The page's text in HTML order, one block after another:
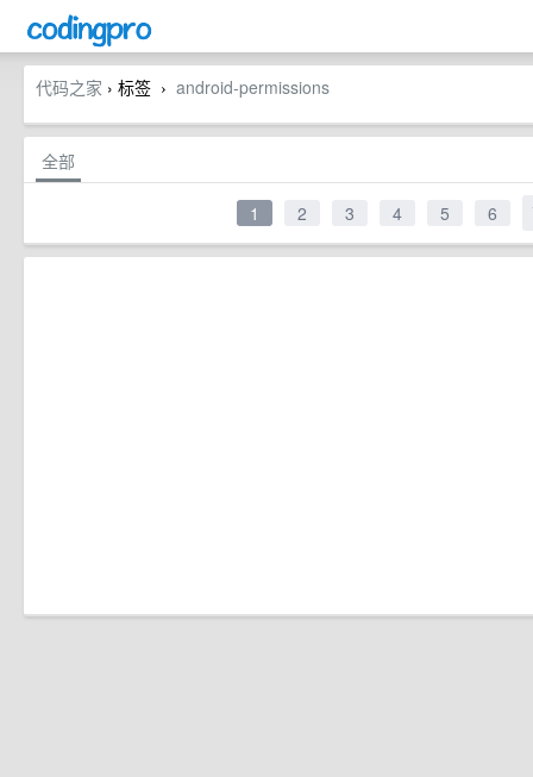
代码之家 › 标签 › android-permissions
全部
1 2 3 4 5 6